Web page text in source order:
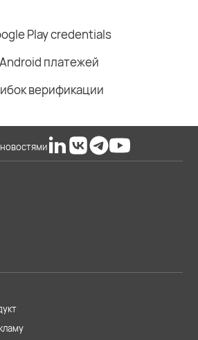
Play credentials
платежей
верификации